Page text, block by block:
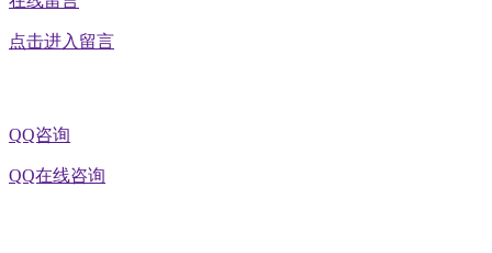
点击进入留言
QQ咨询
QQ在线咨询